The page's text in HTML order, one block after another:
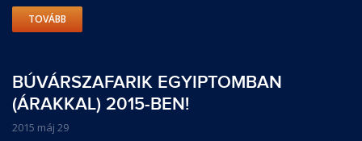
TOVÁBB
BÚVÁRSZAFARIK EGYIPTOMBAN
(ÁRAKKAL) 2015-BEN!
2015 máj 29